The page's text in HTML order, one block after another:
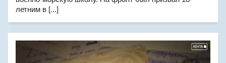
летним в [...]